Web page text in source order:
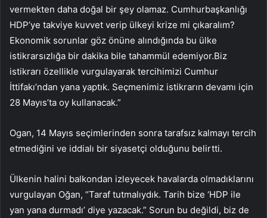
vermekten daha doğal bir şey olamaz. Cumhurbaşkanlığı
HDP’ye takviye kuvvet verip ülkeyi krize mi çıkaralım?
Ekonomik sorunlar göz önüne alındığında bu ülke
istikrarsızlığa bir dakika bile tahammül edemiyor.Biz
istikrarı özellikle vurgulayarak tercihimizi Cumhur
İttifakı’ndan yana yaptık. Seçmenimiz istikrarın devamı için
28 Mayıs’ta oy kullanacak.”
Ogan, 14 Mayıs seçimlerinden sonra tarafsız kalmayı tercih
etmediğini ve iddialı bir siyasetçi olduğunu belirtti.
Ülkenin halini balkondan izleyecek havalarda olmadıklarını
vurgulayan Oğan, “Taraf tutmalıydık. Tarih bize ‘HDP ile
yan yana durmadı’ diye yazacak.” Sorun bu değildi, biz de